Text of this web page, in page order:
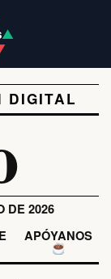
▲
DIGITAL
DE 2026
APÓYANOS